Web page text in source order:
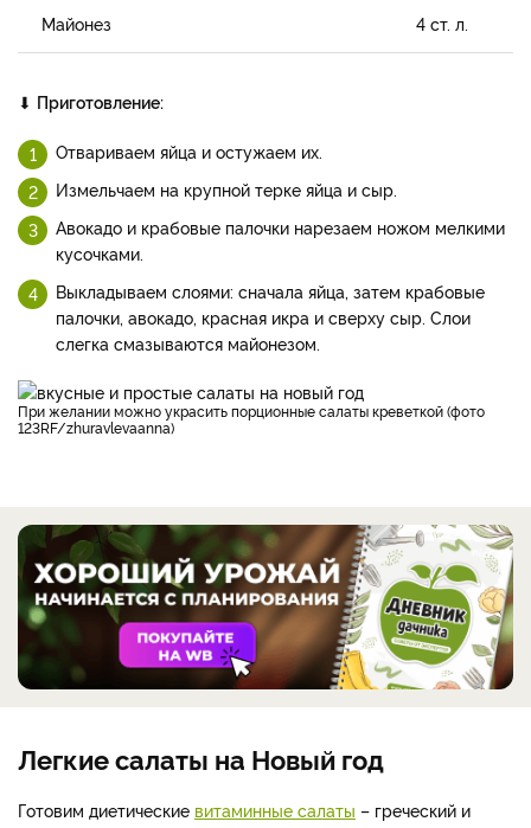
Майонез 4 ст. л.
⬇ Приготовление:
Отвариваем яйца и остужаем их.
Измельчаем на крупной терке яйца и сыр.
Авокадо и крабовые палочки нарезаем ножом мелкими
кусочками.
Выкладываем слоями: сначала яйца, затем крабовые
палочки, авокадо, красная икра и сверху сыр. Слои
слегка смазываются майонезом.
При желании можно украсить порционные салаты креветкой (фото
123RF/zhuravlevaanna)
Легкие салаты на Новый год
Готовим диетические витаминные салаты – греческий и